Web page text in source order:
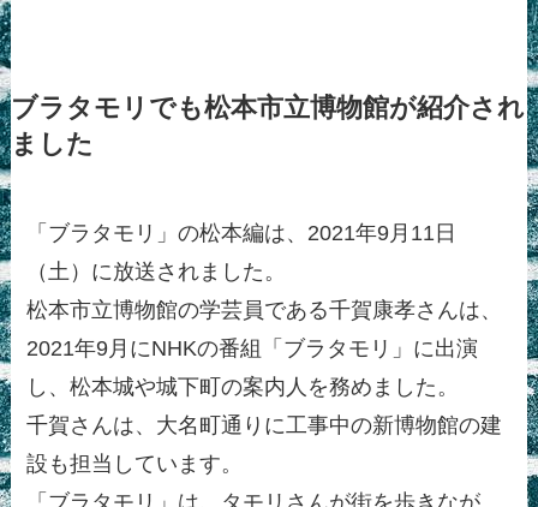
ブラタモリでも松本市立博物館が紹介され
ました
「ブラタモリ」の松本編は、2021年9月11日
（土）に放送されました。
松本市立博物館の学芸員である千賀康孝さんは、
2021年9月にNHKの番組「ブラタモリ」に出演
し、松本城や城下町の案内人を務めました。
千賀さんは、大名町通りに工事中の新博物館の建
設も担当しています。